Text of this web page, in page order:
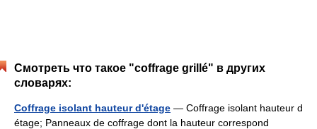
Смотреть что такое "coffrage grillé" в других
словарях:
Coffrage isolant hauteur d'étage — Coffrage isolant hauteur d
étage; Panneaux de coffrage dont la hauteur correspond